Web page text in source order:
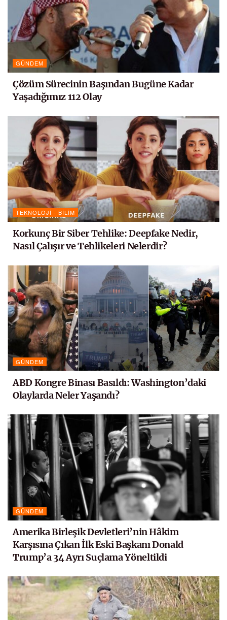
GÜNDEM
Çözüm Sürecinin Başından Bugüne Kadar
Yaşadığımız 112 Olay
TEKNOLOJI - BILIM
Korkunç Bir Siber Tehlike: Deepfake Nedir,
Nasıl Çalışır ve Tehlikeleri Nelerdir?
GÜNDEM
ABD Kongre Binası Basıldı: Washington’daki
Olaylarda Neler Yaşandı?
GÜNDEM
Amerika Birleşik Devletleri’nin Hâkim
Karşısına Çıkan İlk Eski Başkanı Donald
Trump’a 34 Ayrı Suçlama Yöneltildi